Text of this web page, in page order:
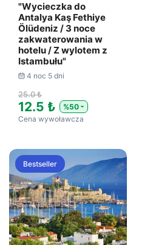
"Wycieczka do
Antalya Kaş Fethiye
Ölüdeniz / 3 noce
zakwaterowania w
hotelu / Z wylotem z
Istambułu"
4 noc 5 dni
25.0 ₺
12.5 ₺
%50
Cena wywoławcza
Bestseller